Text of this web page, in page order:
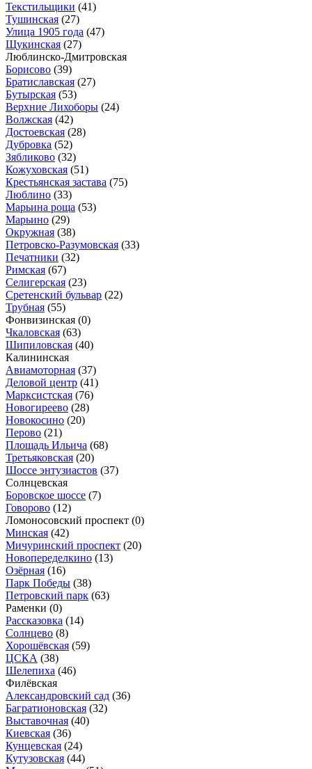
Текстильщики (41)
Тушинская (27)
Улица 1905 года (47)
Щукинская (27)
Люблинско-Дмитровская
Борисово (39)
Братиславская (27)
Бутырская (53)
Верхние Лихоборы (24)
Волжская (42)
Достоевская (28)
Дубровка (52)
Зябликово (32)
Кожуховская (51)
Крестьянская застава (75)
Люблино (33)
Марьина роща (53)
Марьино (29)
Окружная (38)
Петровско-Разумовская (33)
Печатники (32)
Римская (67)
Селигерская (23)
Сретенский бульвар (22)
Трубная (55)
Фонвизинская (0)
Чкаловская (63)
Шипиловская (40)
Калининская
Авиамоторная (37)
Деловой центр (41)
Марксистская (76)
Новогиреево (28)
Новокосино (20)
Перово (21)
Площадь Ильича (68)
Третьяковская (20)
Шоссе энтузиастов (37)
Солнцевская
Боровское шоссе (7)
Говорово (12)
Ломоносовский проспект (0)
Минская (42)
Мичуринский проспект (20)
Новопеределкино (13)
Озёрная (16)
Парк Победы (38)
Петровский парк (63)
Раменки (0)
Рассказовка (14)
Солнцево (8)
Хорошёвская (59)
ЦСКА (38)
Шелепиха (46)
Филёвская
Александровский сад (36)
Багратионовская (32)
Выставочная (40)
Киевская (36)
Кунцевская (24)
Кутузовская (44)